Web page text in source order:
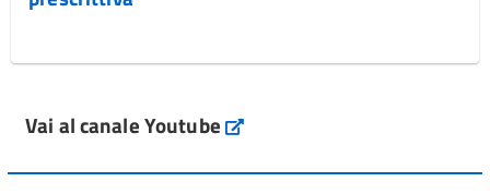
Vai al canale Youtube